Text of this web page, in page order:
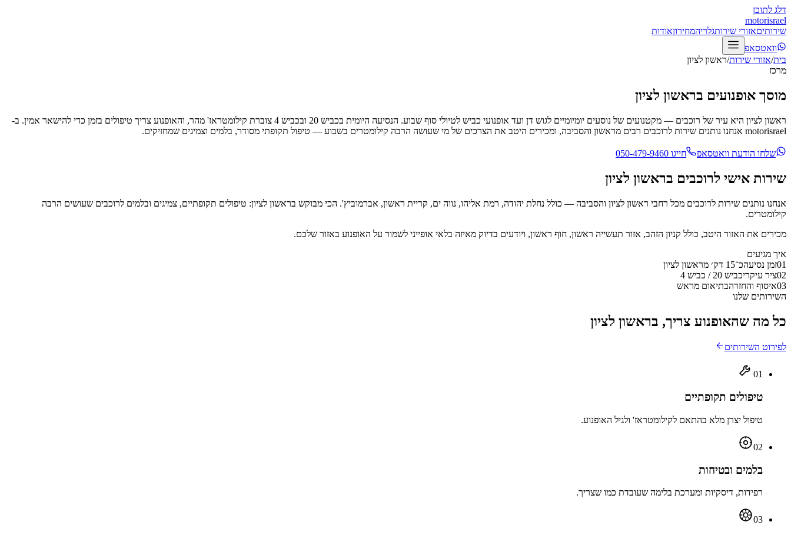
דלג לתוכן
motorisrael
שירותיםאזורי שירותגלריהמחירוןאודות
וואטסאפ
בית/אזורי שירות/ראשון לציון
מרכז
מוסך אופנועים בראשון לציון
ראשון לציון היא עיר של רוכבים — מקטנועים של נוסעים יומיומיים לגוש דן ועד אופנועי כביש לטיולי סוף שבוע. הנסיעה היומית בכביש 20 ובכביש 4 צוברת קילומטראז' מהר, והאופנוע צריך טיפולים בזמן כדי להישאר אמין. ב-
motorisrael אנחנו נותנים שירות לרוכבים רבים מראשון והסביבה, ומכירים היטב את הצרכים של מי שעושה הרבה קילומטרים בשבוע — טיפול תקופתי מסודר, בלמים וצמיגים שמחזיקים.
שלחו הודעת וואטסאפ חייגו 050-479-9460
שירות אישי לרוכבים בראשון לציון
אנחנו נותנים שירות לרוכבים מכל רחבי ראשון לציון והסביבה — כולל נחלת יהודה, רמת אליהו, נווה ים, קריית ראשון, אברמוביץ'. הכי מבוקש בראשון לציון: טיפולים תקופתיים, צמיגים ובלמים לרוכבים שעושים הרבה
קילומטרים.
מכירים את האזור היטב, כולל קניון הזהב, אזור תעשייה ראשון, חוף ראשון, ויודעים בדיוק מאיזה בלאי אופייני לשמור על האופנוע באזור שלכם.
איך מגיעים
01זמן נסיעהכ־15 דק׳ מראשון לציון
02ציר עיקריכביש 20 / כביש 4
03איסוף והחזרהבתיאום מראש
השירותים שלנו
כל מה שהאופנוע צריך, בראשון לציון
לפירוט השירותים
01
טיפולים תקופתיים
טיפול יצרן מלא בהתאם לקילומטראז' ולגיל האופנוע.
02
בלמים ובטיחות
רפידות, דיסקיות ומערכת בלימה שעובדת כמו שצריך.
03